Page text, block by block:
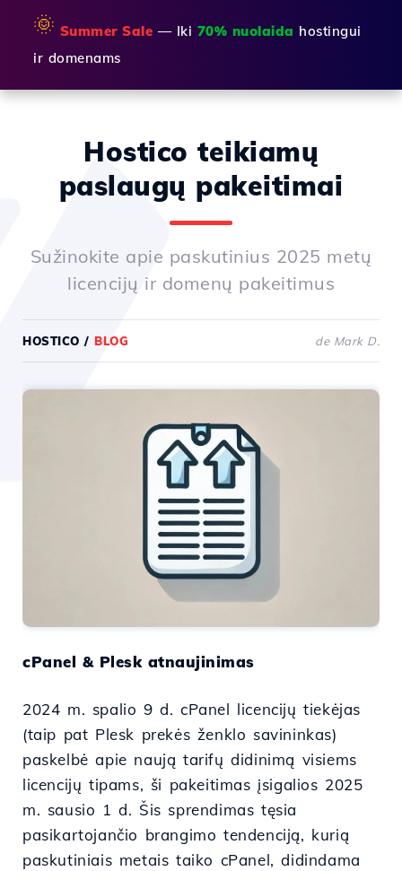
🌞 Summer Sale — Iki 70% nuolaida hostingui
ir domenams
Hostico teikiamų
paslaugų pakeitimai
Sužinokite apie paskutinius 2025 metų
licencijų ir domenų pakeitimus
HOSTICO / BLOG de Mark D.
cPanel & Plesk atnaujinimas
2024 m. spalio 9 d. cPanel licencijų tiekėjas
(taip pat Plesk prekės ženklo savininkas)
paskelbė apie naują tarifų didinimą visiems
licencijų tipams, ši pakeitimas įsigalios 2025
m. sausio 1 d. Šis sprendimas tęsia
pasikartojančio brangimo tendenciją, kurią
paskutiniais metais taiko cPanel, didindama